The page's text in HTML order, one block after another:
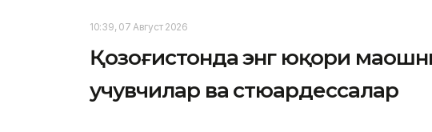
10:39, 07 Август 2026
Қозоғистонда энг юқори
учувчилар ва стюардессалар